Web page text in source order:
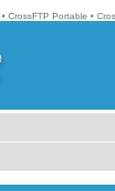
• CrossFTP Portable •